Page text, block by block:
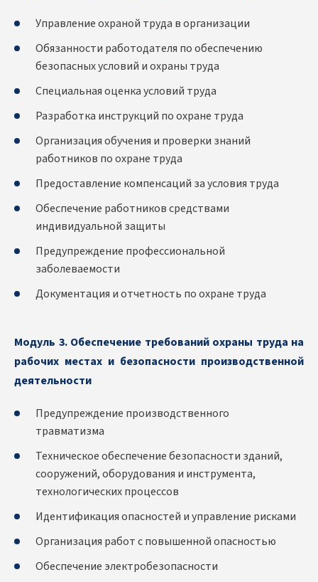
Управление охраной труда в организации
Обязанности работодателя по обеспечению
безопасных условий и охраны труда
Специальная оценка условий труда
Разработка инструкций по охране труда
Организация обучения и проверки знаний
работников по охране труда
Предоставление компенсаций за условия труда
Обеспечение работников средствами
индивидуальной защиты
Предупреждение профессиональной
заболеваемости
Документация и отчетность по охране труда
Модуль 3. Обеспечение требований охраны труда на
рабочих местах и безопасности производственной
деятельности
Предупреждение производственного
травматизма
Техническое обеспечение безопасности зданий,
сооружений, оборудования и инструмента,
технологических процессов
Идентификация опасностей и управление рисками
Организация работ с повышенной опасностью
Обеспечение электробезопасности